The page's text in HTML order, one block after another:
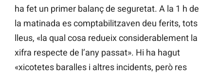
ha fet un primer balanç de seguretat. A la 1 h de
la matinada es comptabilitzaven deu ferits, tots
lleus, «la qual cosa redueix considerablement la
xifra respecte de l’any passat». Hi ha hagut
«xicotetes baralles i altres incidents, però res